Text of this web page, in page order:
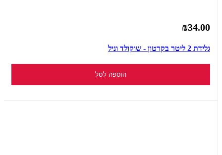
₪34.00
גלידת 2 ליטר בקרטון - שוקולד וניל
הוספה לסל